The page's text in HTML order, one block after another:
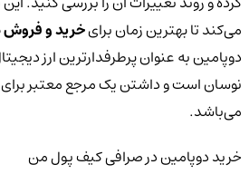
می‌کند تا بهترین زمان برایخرید و فروش
دوپامین به عنوان پرطرفدارترین ارز
نوسان است و داشتن یک مرجع معتبر
می‌باشد.
خرید دوپامین در صرافی کیف پول من